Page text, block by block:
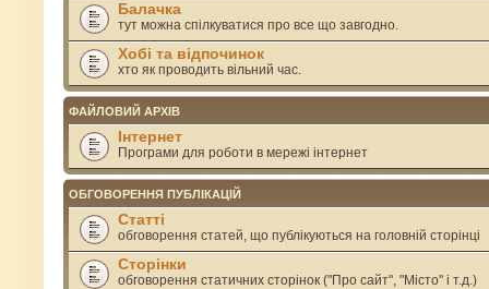
Балачка
тут можна спілкуватися про все що завгодно.
Хобі та відпочинок
хто як проводить вільний час.
ФАЙЛОВИЙ АРХІВ
Інтернет
Програми для роботи в мережі інтернет
ОБГОВОРЕННЯ ПУБЛІКАЦІЙ
Статті
обговорення статей, що публікуються на головній сторінці
Сторінки
обговорення статичних сторінок ("Про сайт", "Місто" і т.д.)